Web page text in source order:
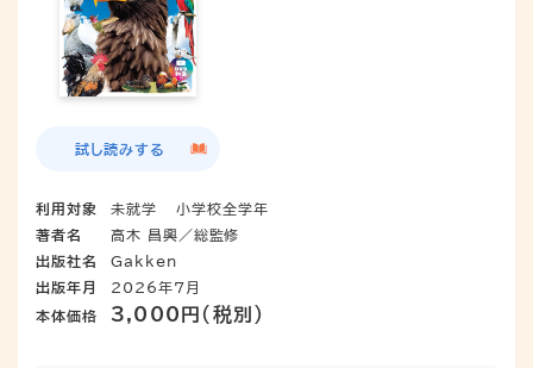
利用対象 未就学
小学校全学年
著者名
高木 昌興／総監修
出版社名
Gakken
出版年月
2026年7月
本体価格
3,000円（税別）
試し読みする